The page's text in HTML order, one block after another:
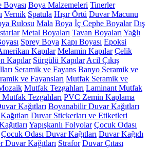
Boyası Boya Malzemeleri Tinerler
Vernik Spatula Hışır Örtü Duvar Macunu
Rulosu Mala Boya İç Cephe Boyalar Dış
Metal Boyaları Tavan Boyaları Yağlı
Sprey Boya Kapı Boyası Epoksi
Kapılar Melamin Kapılar Çelik
Kapılar Sürgülü Kapılar Acil Çıkış
Seramik ve Fayans Banyo Seramik ve
ve Fayansları Mutfak Seramik ve
Mutfak Tezgahları Laminant Mutfak
Tezgahları PVC Zemin Kaplama
Kağıtları Boyanabilir Duvar Kağıtları
Duvar Stickerları ve Etiketleri
Yapışkanlı Folyolar Çocuk Odası
Çocuk Odası Duvar Kağıtları Duvar Kağıdı
Duvar Kağıtları Strafor Duvar Çıtası